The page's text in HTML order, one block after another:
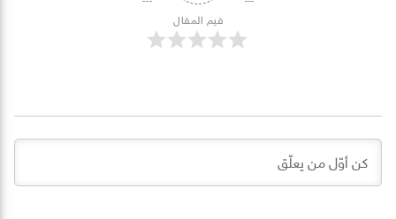
قيم المقال